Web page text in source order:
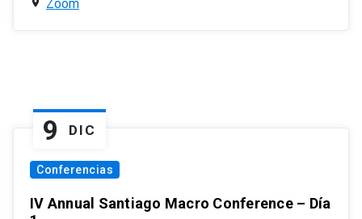
Zoom
9 DIC
Conferencias
IV Annual Santiago Macro Conference – Día